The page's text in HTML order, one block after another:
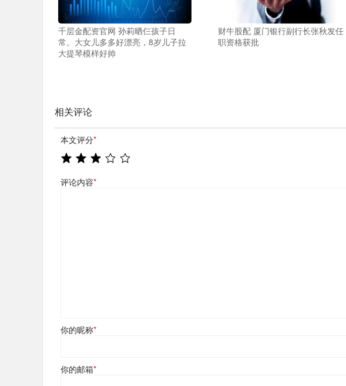
千层金配资官网 孙莉晒仨孩子日
常。大女儿多多好漂亮，8岁儿子拉
大提琴模样好帅
财牛股配 厦门银行副行长张秋发任
职资格获批
相关评论
本文评分*
评论内容*
你的昵称*
你的邮箱*